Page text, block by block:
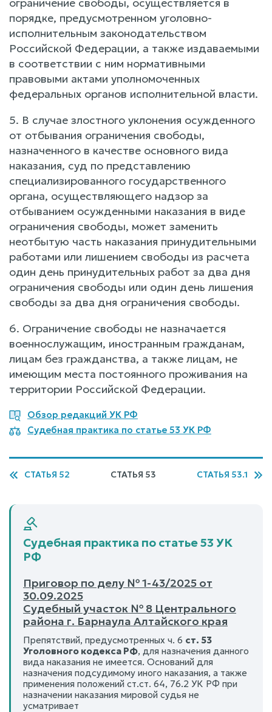
порядке, предусмотренном уголовно-
исполнительным законодательством
Российской Федерации, а также издаваемыми
в соответствии с ним нормативными
правовыми актами уполномоченных
федеральных органов исполнительной власти.
5. В случае злостного уклонения осужденного
от отбывания ограничения свободы,
назначенного в качестве основного вида
наказания, суд по представлению
специализированного государственного
органа, осуществляющего надзор за
отбыванием осужденными наказания в виде
ограничения свободы, может заменить
неотбытую часть наказания принудительными
работами или лишением свободы из расчета
один день принудительных работ за два дня
ограничения свободы или один день лишения
свободы за два дня ограничения свободы.
6. Ограничение свободы не назначается
военнослужащим, иностранным гражданам,
лицам без гражданства, а также лицам, не
имеющим места постоянного проживания на
территории Российской Федерации.
Обзор редакций УК РФ
Судебная практика по статье 53 УК РФ
СТАТЬЯ 52 СТАТЬЯ 53 СТАТЬЯ 53.1
Судебная практика по статье 53 УК
РФ
Приговор по делу № 1-43/2025 от
30.09.2025
Судебный участок № 8 Центрального
района г. Барнаула Алтайского края
Препятствий, предусмотренных ч. 6 ст. 53
Уголовного кодекса РФ, для назначения данного
вида наказания не имеется. Оснований для
назначения подсудимому иного наказания, а также
применения положений ст.ст. 64, 76.2 УК РФ при
назначении наказания мировой судья не
усматривает